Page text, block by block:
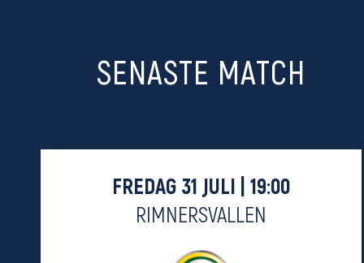
SENASTE MATCH
FREDAG 31 JULI | 19:00
RIMNERSVALLEN